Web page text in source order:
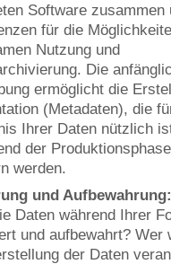
Software zusammen
für die
Nutzung und
Die
ermöglicht die
(Metadaten), die
Ihrer Daten nützlich
der
werden.
und Aufbewahrung:
Daten während Ihrer
und aufbewahrt? Wer
der Daten